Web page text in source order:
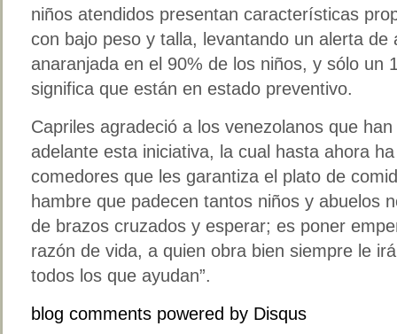
niños atendidos presentan características
con bajo peso y talla, levantando un alerta de
anaranjada en el 90% de los niños, y sólo un
significa que están en estado preventivo.
Capriles agradeció a los venezolanos que
adelante esta iniciativa, la cual hasta ahora
comedores que les garantiza el plato de
hambre que padecen tantos niños y abuelos
de brazos cruzados y esperar; es poner
razón de vida, a quien obra bien siempre le
todos los que ayudan”.
blog comments powered by Disqus